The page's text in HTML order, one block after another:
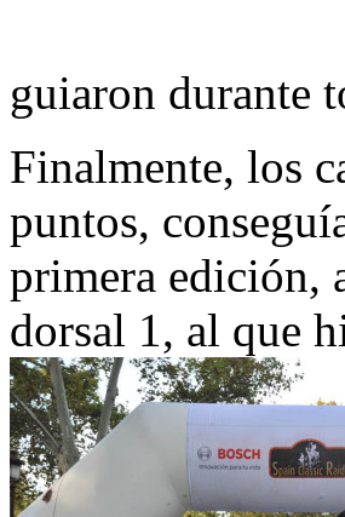
guiaron durante
Finalmente, los
puntos,
primera edición,
dorsal 1, al que